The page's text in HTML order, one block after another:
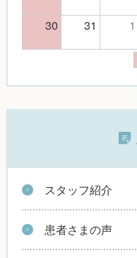
30
31 1
スタッフ紹介
患者さまの声